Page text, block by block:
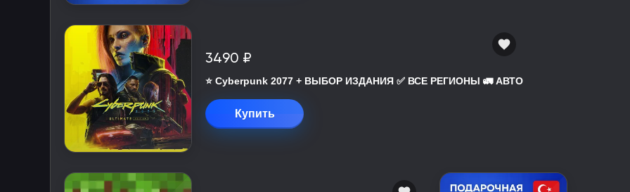
3490 ₽
⭐ Cyberpunk 2077 + ВЫБОР ИЗДАНИЯ ✅ ВСЕ РЕГИОНЫ 🚛 АВТО
Купить